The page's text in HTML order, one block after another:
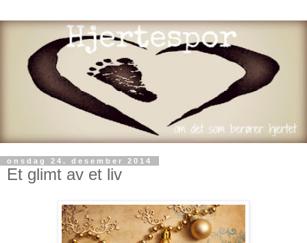
onsdag 24. desember 2014
Et glimt av et liv